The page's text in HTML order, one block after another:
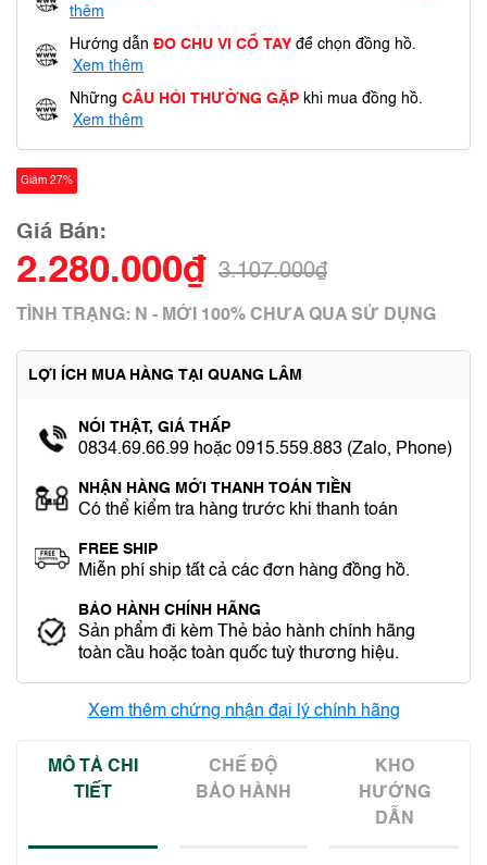
thêm
Hướng dẫn ĐO CHU VI CỔ TAY để chọn đồng hồ.
Xem thêm
Những CÂU HỎI THƯỜNG GẶP khi mua đồng hồ.
Xem thêm
Giảm 27%
Giá Bán:
2.280.000₫ 3.107.000₫
TÌNH TRẠNG: N - MỚI 100% CHƯA QUA SỬ DỤNG
LỢI ÍCH MUA HÀNG TẠI QUANG LÂM
NÓI THẬT, GIÁ THẤP
0834.69.66.99 hoặc 0915.559.883 (Zalo, Phone)
NHẬN HÀNG MỚI THANH TOÁN TIỀN
Có thể kiểm tra hàng trước khi thanh toán
FREE SHIP
Miễn phí ship tất cả các đơn hàng đồng hồ.
BẢO HÀNH CHÍNH HÃNG
Sản phẩm đi kèm Thẻ bảo hành chính hãng
toàn cầu hoặc toàn quốc tuỳ thương hiệu.
Xem thêm chứng nhận đại lý chính hãng
MÔ TẢ CHI
TIẾT
CHẾ ĐỘ
BẢO HÀNH
KHO
HƯỚNG
DẪN